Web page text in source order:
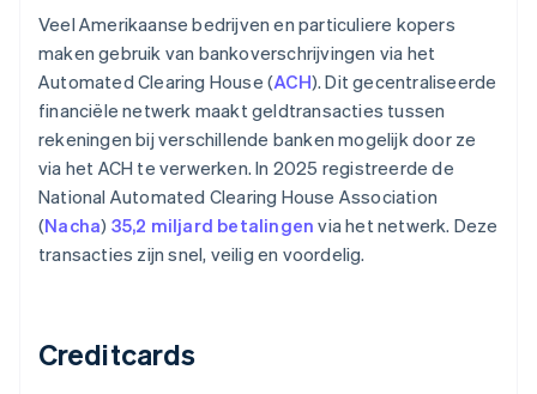
Veel Amerikaanse bedrijven en particuliere kopers
maken gebruik van bankoverschrijvingen via het
Automated Clearing House (ACH). Dit gecentraliseerde
financiële netwerk maakt geldtransacties tussen
rekeningen bij verschillende banken mogelijk door ze
via het ACH te verwerken. In 2025 registreerde de
National Automated Clearing House Association
(Nacha) 35,2 miljard betalingen via het netwerk. Deze
transacties zijn snel, veilig en voordelig.
Creditcards